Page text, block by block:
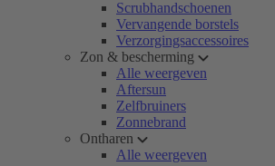
Scrubhandschoenen
Vervangende borstels
Verzorgingsaccessoires
Zon & bescherming
Alle weergeven
Aftersun
Zelfbruiners
Zonnebrand
Ontharen
Alle weergeven